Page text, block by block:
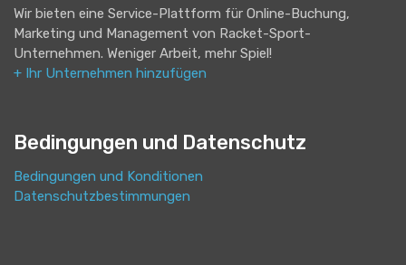
Wir bieten eine Service-Plattform für Online-Buchung,
Marketing und Management von Racket-Sport-
Unternehmen. Weniger Arbeit, mehr Spiel!
+ Ihr Unternehmen hinzufügen
Bedingungen und Datenschutz
Bedingungen und Konditionen
Datenschutzbestimmungen